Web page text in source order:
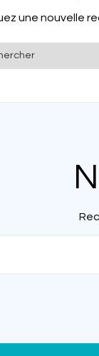
une nouvelle